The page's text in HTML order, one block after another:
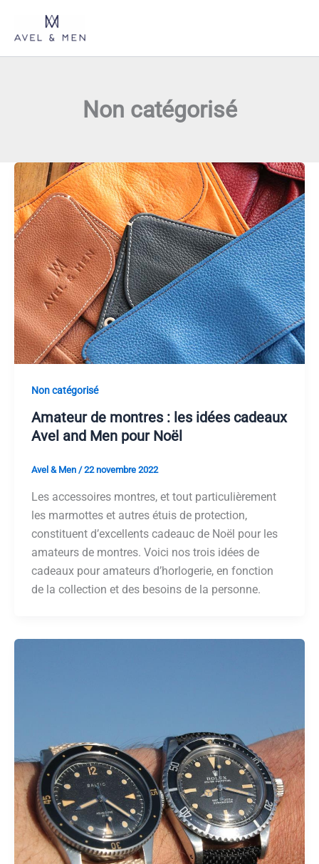
contenu
Non catégorisé
Non catégorisé
Amateur de montres : les idées cadeaux
Avel and Men pour Noël
Avel & Men /22 novembre 2022
Les accessoires montres, et tout particulièrement
les marmottes et autres étuis de protection,
constituent d’excellents cadeauc de Noël pour les
amateurs de montres. Voici nos trois idées de
cadeaux pour amateurs d’horlogerie, en fonction
de la collection et des besoins de la personne.